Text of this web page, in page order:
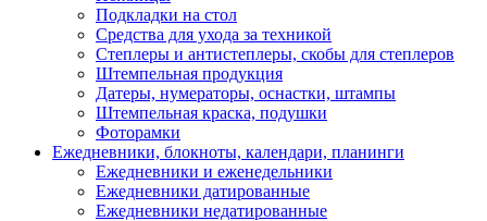
Подкладки на стол
Средства для ухода за техникой
Степлеры и антистеплеры, скобы для степлеров
Штемпельная продукция
Датеры, нумераторы, оснастки, штампы
Штемпельная краска, подушки
Фоторамки
Ежедневники, блокноты, календари, планинги
Ежедневники и еженедельники
Ежедневники датированные
Ежедневники недатированные